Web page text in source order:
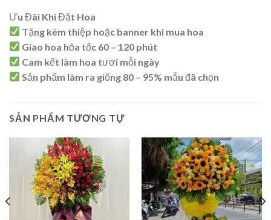
Ưu Đãi Khi Đặt Hoa
Tặng kèm thiệp hoặc banner khi mua hoa
Giao hoa hỏa tốc 60 – 120 phút
Cam kết làm hoa tươi mỗi ngày
Sản phẩm làm ra giống 80 – 95% mẫu đã chọn
SẢN PHẨM TƯƠNG TỰ